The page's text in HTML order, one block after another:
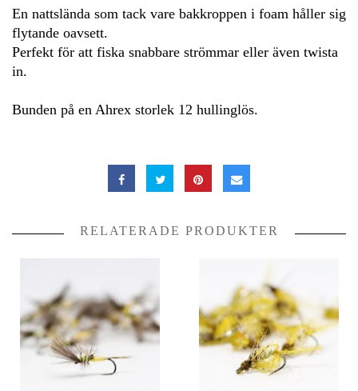
En nattslända som tack vare bakkroppen i foam håller sig
flytande oavsett.
Perfekt för att fiska snabbare strömmar eller även twista
in.
Bunden på en Ahrex storlek 12 hullinglös.
RELATERADE PRODUKTER